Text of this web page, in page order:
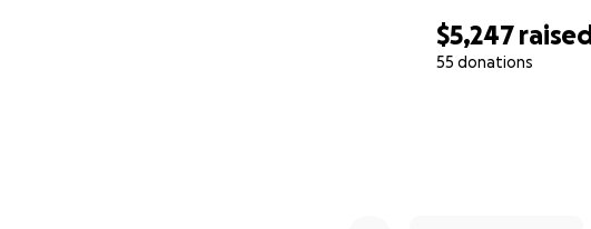
$5,247 raised
55 donations